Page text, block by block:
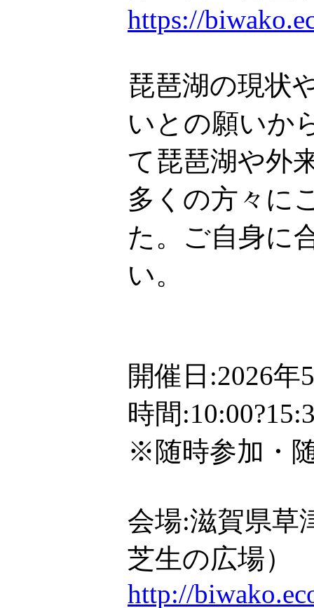
https://
琵琶湖の現状
いとの願いか
て琵琶湖や外
多くの方々に
た。ご自身に
い。
開催日:2026
時間
※随時参加・
会場:滋賀県草
芝生の広場）
http://